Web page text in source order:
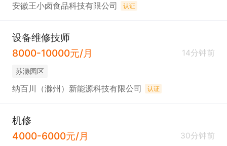
安徽王小卤食品科技有限公司 认证
设备维修技师
8000-10000元/月
14分钟前
苏滁园区
纳百川（滁州）新能源科技有限公司 认证
机修
4000-6000元/月
30分钟前